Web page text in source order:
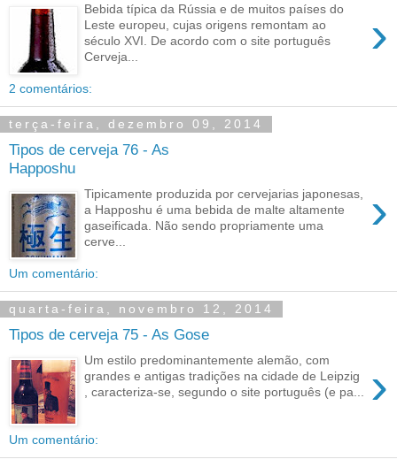
›
Bebida típica da Rússia e de muitos países do
Leste europeu, cujas origens remontam ao
século XVI. De acordo com o site português
Cerveja...
2 comentários:
terça-feira, dezembro 09, 2014
Tipos de cerveja 76 - As
Happoshu
›
Tipicamente produzida por cervejarias japonesas,
a Happoshu é uma bebida de malte altamente
gaseificada. Não sendo propriamente uma
cerve...
Um comentário:
quarta-feira, novembro 12, 2014
Tipos de cerveja 75 - As Gose
›
Um estilo predominantemente alemão, com
grandes e antigas tradições na cidade de Leipzig
, caracteriza-se, segundo o site português (e pa...
Um comentário: